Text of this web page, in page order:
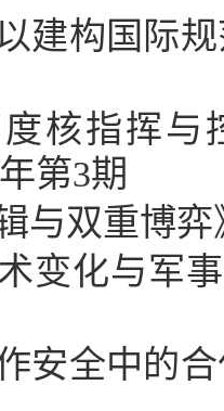
以建构国际
度核指挥
年第3期
与双重博
术变化与军
作安全中的